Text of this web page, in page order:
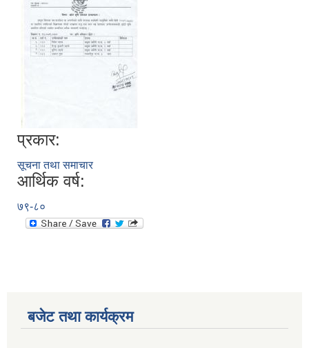
प्रकार:
सूचना तथा समाचार
आर्थिक वर्ष:
७९-८०
बजेट तथा कार्यक्रम